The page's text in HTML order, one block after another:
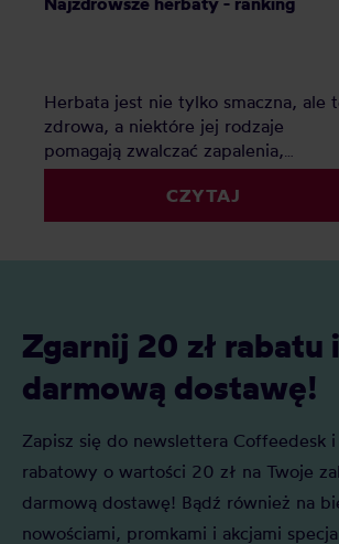
Herbata jest nie tylko smaczna, ale
zdrowa, a niektóre jej rodzaje
pomagają zwalczać zapalenia,
poprawiają metabolizm i funkcje
mózgu. Jakie są najzdrowsze
Ranking pozwoli Wam wybrać
CZYTAJ
Zgarnij 20 zł rabatu i
darmową dostawę!
Zapisz się do newslettera Coffeedesk
rabatowy o wartości 20 zł na Twoje
darmową dostawę! Bądź również na
nowościami, promkami i akcjami